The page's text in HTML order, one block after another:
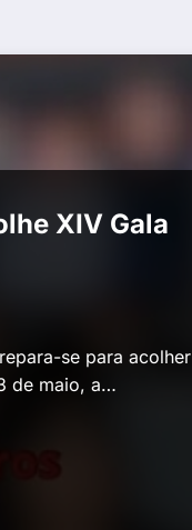
XIV Gala
se para acolher
de maio, a…